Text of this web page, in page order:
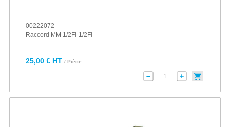
00222072
Raccord MM 1/2Fl-1/2Fl
25,00 € HT / Pièce